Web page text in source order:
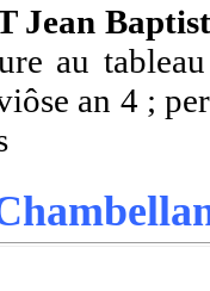
Jean
au tableau
an 4 ;